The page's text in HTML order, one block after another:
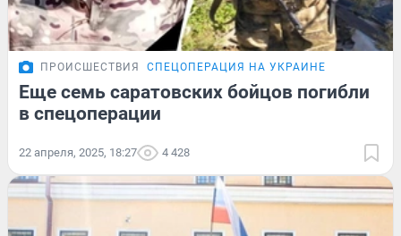
ПРОИСШЕСТВИЯ СПЕЦОПЕРАЦИЯ НА УКРАИНЕ
Еще семь саратовских бойцов погибли
в спецоперации
22 апреля, 2025, 18:27 4 428